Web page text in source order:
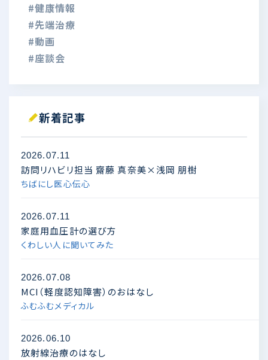
#健康情報
#先端治療
#動画
#座談会
新着記事
2026.07.11
訪問リハビリ担当 齋藤 真奈美×浅岡 朋樹
ちばにし医心伝心
2026.07.11
家庭用血圧計の選び方
くわしい人に聞いてみた
2026.07.08
MCI（軽度認知障害）のおはなし
ふむふむメディカル
2026.06.10
放射線治療のはなし